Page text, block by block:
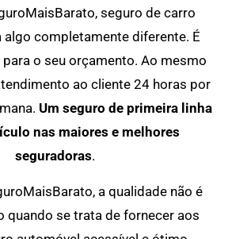
seguro de carro
completamente diferente. É
o seu orçamento. Ao mesmo
ao cliente 24 horas por
Um seguro de primeira linha
nas maiores e melhores
seguradoras.
a qualidade não é
quando se trata de fornecer aos